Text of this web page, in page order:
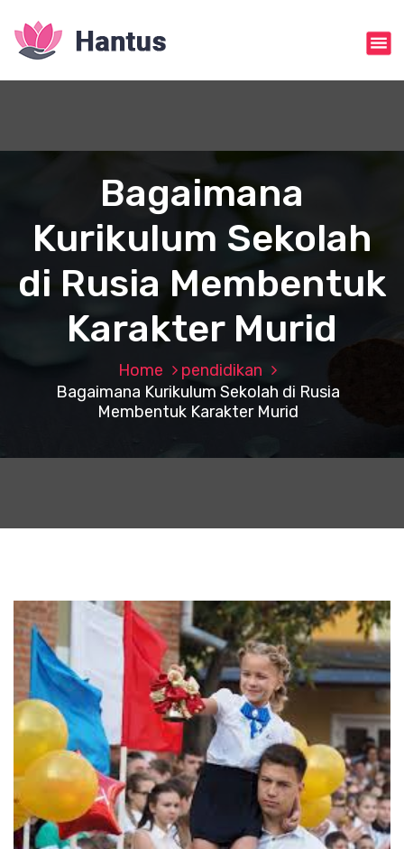
o
Bagaimana
Kurikulum Sekolah
di Rusia Membentuk
Karakter Murid
Home
pendidikan
Bagaimana Kurikulum Sekolah di Rusia
Membentuk Karakter Murid